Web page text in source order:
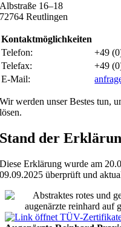
Albstraße 16–18
72764 Reutlingen
Kontaktmöglichkeiten
Telefon:
+49
Telefax:
+49
E-Mail:
Wir werden unser Bestes tun,
lösen.
Stand der
Diese Erklärung wurde am
09.09.2025 überprüft und